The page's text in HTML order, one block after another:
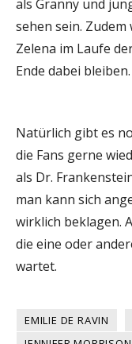
als Granny und
sehen sein. Zudem
Zelena im Laufe
Ende dabei bleiben.
Natürlich gibt es
die Fans gerne
als Dr.
man kann sich
wirklich beklagen.
die eine oder
wartet.
EMILIE DE RAVIN